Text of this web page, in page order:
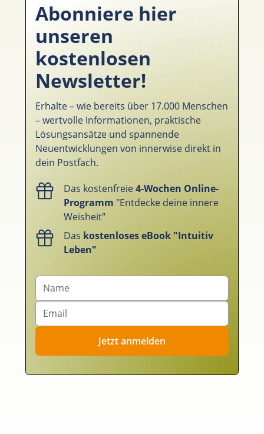
Abonniere hier
unseren
kostenlosen
Newsletter!
Erhalte – wie bereits über 17.000 Menschen
– wertvolle Informationen, praktische
Lösungsansätze und spannende
Neuentwicklungen von innerwise direkt in
dein Postfach.
Das kostenfreie4-Wochen Online-
Programm "Entdecke deine innere
Weisheit"
Das kostenloses eBook "Intuitiv
Leben"